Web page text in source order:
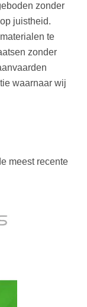
zonder
juistheid.
te
zonder
waarnaar wij
meest recente